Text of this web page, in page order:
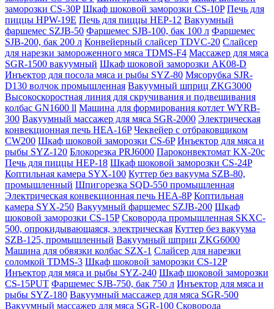
заморозки CS-30P Шкаф шоковой заморозки CS-10P Печь для
пиццы HPW-19E Печь для пиццы HEP-12 Вакуумный
фаршемес SZJB-50 Фаршемес SJB-100, бак 100 л Фаршемес
SJB-200, бак 200 л Конвейерный слайсер TDVC-20 Слайсер
для нарезки замороженного мяса TDMS-F4 Массажер для мяса
SGR-1500 вакуумный Шкаф шоковой заморозки AK08-D
Инъектор для посола мяса и рыбы SYZ-80 Мясорубка SJR-
D130 волчок промышленная Вакуумный шприц ZKG3000
Высокоскоростная линия для скручивания и подвешивания
колбас GN1600 ll Машина для формирования котлет WYRB-
300 Вакуумный массажер для мяса SGR-2000 Электрическая
конвекционная печь HEA-16P Чеквейер с отбраковщиком
CW200 Шкаф шоковой заморозки CS-6P Инъектор для мяса и
рыбы SYZ-120 Блокорезка PRJ6000 Пароконвектомат KX-20c
Печь для пиццы HEP-18 Шкаф шоковой заморозки CS-24P
Коптильная камера SYX-100 Куттер без вакуума SZB-80,
промышленный Шпигорезка SQD-550 промышленная
Электрическая конвекционная печь HEA-8P Коптильная
камера SYX-250 Вакуумный фаршемес SZJB-200 Шкаф
шоковой заморозки CS-15P Сковорода промышленная SKXC-
500, опрокидывающаяся, электрическая Куттер без вакуума
SZB-125, промышленный Вакуумный шприц ZKG6000
Машина для обвязки колбас SZX-1 Слайсер для нарезки
соломкой TDMS-3 Шкаф шоковой заморозки CS-12P
Инъектор для мяса и рыбы SYZ-240 Шкаф шоковой заморозки
CS-15PUT Фаршемес SJB-750, бак 750 л Инъектор для мяса и
рыбы SYZ-180 Вакуумный массажер для мяса SGR-500
Вакуумный массажер для мяса SGR-100 Сковорода